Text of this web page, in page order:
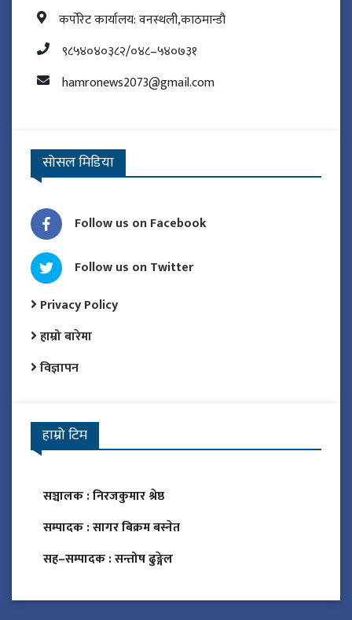
कर्पोरेट कार्यालय: वनस्थली,काठमान्डौ
९८५४०४०३८२/०४८–५४०७३१
hamronews2073@gmail.com
सोसल मिडिया
Follow us on Facebook
Follow us on Twitter
Privacy Policy
हाम्रो बारेमा
विज्ञापन
हाम्रो टिम
सञ्चालक :निरजकुमार श्रेष्ठ
सम्पादक :सागर बिक्रम बस्नेत
सह–सम्पादक :सन्तोष ढुङ्गेल